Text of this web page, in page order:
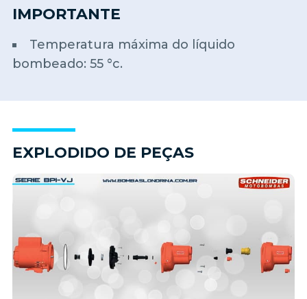
IMPORTANTE
Temperatura máxima do líquido
bombeado: 55 °c.
EXPLODIDO DE PEÇAS